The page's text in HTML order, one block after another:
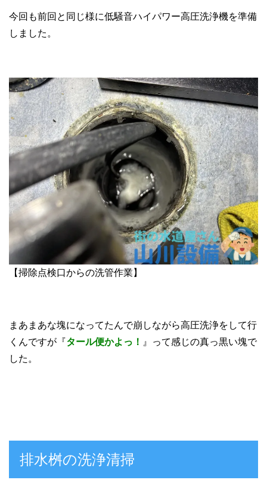
今回も前回と同じ様に低騒音ハイパワー高圧洗浄機を準備
しました。
【掃除点検口からの洗管作業】
まあまあな塊になってたんで崩しながら高圧洗浄をして行
くんですが『タール便かよっ！ 』って感じの真っ黒い塊で
した。
排水桝の洗浄清掃